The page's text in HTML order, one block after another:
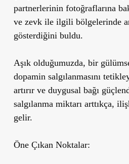
partnerlerinin fotoğraflarına
ve zevk ile ilgili bölgelerinde
gösterdiğini buldu.
Aşık olduğumuzda, bir
dopamin salgılanmasını
artırır ve duygusal bağı
salgılanma miktarı arttıkça,
gelir.
Öne Çıkan Noktalar: